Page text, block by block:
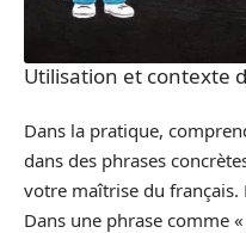
Utilisation et contexte
Dans la pratique,
dans des phrases
votre maîtrise du français.
Dans une phrase comme